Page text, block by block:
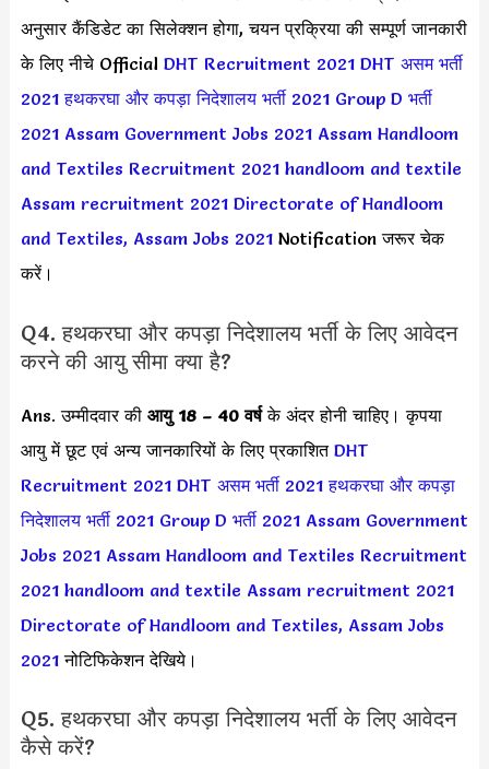
अनुसार कैंडिडेट का सिलेक्शन होगा, चयन प्रक्रिया की सम्पूर्ण जानकारी
के लिए नीचे Official DHT Recruitment 2021 DHT असम भर्ती
2021हथकरघा और कपड़ा निदेशालय भर्ती 2021 Group D भर्ती
2021 Assam Government Jobs 2021 Assam Handloom
and Textiles Recruitment 2021 handloom and textile
Assam recruitment 2021 Directorate of Handloom
and Textiles, Assam Jobs 2021Notification जरूर चेक
करें।
Q4. हथकरघा और कपड़ा निदेशालय भर्ती के लिए आवेदन
करने की आयु सीमा क्या है?
Ans. उम्मीदवार की आयु 18 – 40 वर्षके अंदर होनी चाहिए। कृपया
आयु में छूट एवं अन्य जानकारियों के लिए प्रकाशित DHT
Recruitment 2021 DHT असम भर्ती 2021हथकरघा और कपड़ा
निदेशालय भर्ती 2021 Group D भर्ती 2021 Assam Government
Jobs 2021 Assam Handloom and Textiles Recruitment
2021 handloom and textile Assam recruitment 2021
Directorate of Handloom and Textiles, Assam Jobs
2021नोटिफिकेशन देखिये।
Q5. हथकरघा और कपड़ा निदेशालय भर्ती के लिए आवेदन
कैसे करें?